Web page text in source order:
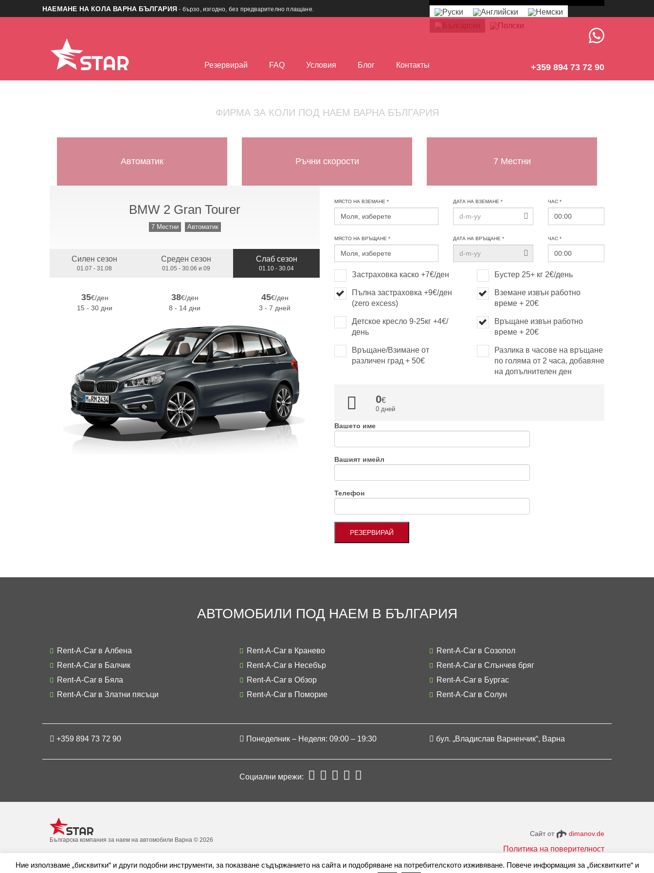
НАЕМАНЕ НА КОЛА ВАРНА БЪЛГАРИЯ - бързо, изгодно, без предварително плащане.
+359 894 73 72 90
Резервирай FAQ Условия Блог Контакты
ФИРМА ЗА КОЛИ ПОД НАЕМ ВАРНА БЪЛГАРИЯ
Автоматик Ръчни скорости 7 Местни
BMW 2 Gran Tourer
7 Местни Автоматик
Силен сезон
01.07 - 31.08
Среден сезон
01.05 - 30.06 и 09
Слаб сезон
01.10 - 30.04
35€/ден
15 - 30 дни
38€/ден
8 - 14 дни
45€/ден
3 - 7 дней
МЯСТО НА ВЗЕМАНЕ * ДАТА НА ВЗЕМАНЕ * ЧАС *
МЯСТО НА ВРЪЩАНЕ * ДАТА НА ВРЪЩАНЕ * ЧАС *
Застраховка каско +7€/ден
Пълна застраховка +9€/ден
(zero excess)
Детское кресло 9-25кг +4€/
день
Връщане/Взимане от
различен град + 50€
Бустер 25+ кг 2€/день
Вземане извън работно
време + 20€
Връщане извън работно
време + 20€
Разлика в часове на връщане
по голяма от 2 часа, добавяне
на допълнителен ден
0
0 дней
Вашето име
Вашият имейл
Телефон
АВТОМОБИЛИ ПОД НАЕМ В БЪЛГАРИЯ
Rent-A-Car в Албена
Rent-A-Car в Балчик
Rent-A-Car в Бяла
Rent-A-Car в Златни пясъци
Rent-A-Car в Кранево
Rent-A-Car в Несебър
Rent-A-Car в Обзор
Rent-A-Car в Поморие
Rent-A-Car в Созопол
Rent-A-Car в Слънчев бряг
Rent-A-Car в Бургас
Rent-A-Car в Солун
+359 894 73 72 90 Понеделник – Неделя: 09:00 – 19:30 бул. „Владислав Варненчик“, Варна
Социални мрежи:
Българска компания за наем на автомобили Варна © 2026
Сайт от dimanov.de
Политика на поверителност
Ние използваме „бисквитки“ и други подобни инструменти, за показване съдържанието на сайта и подобряване на потребителското изживяване. Повече информация за „бисквитките“ и